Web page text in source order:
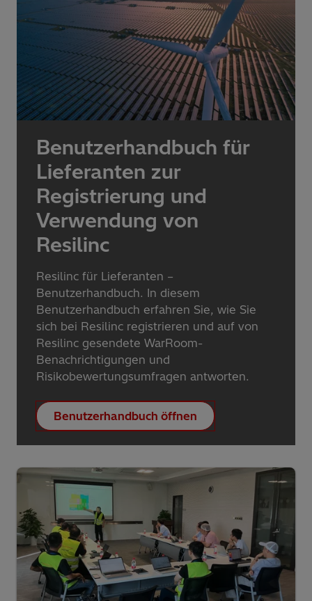
Benutzerhandbuch für
Lieferanten zur
Registrierung und
Verwendung von
Resilinc
Resilinc für Lieferanten –
Benutzerhandbuch. In diesem
Benutzerhandbuch erfahren Sie, wie Sie
sich bei Resilinc registrieren und auf von
Resilinc gesendete WarRoom-
Benachrichtigungen und
Risikobewertungsumfragen antworten.
Benutzerhandbuch öffnen